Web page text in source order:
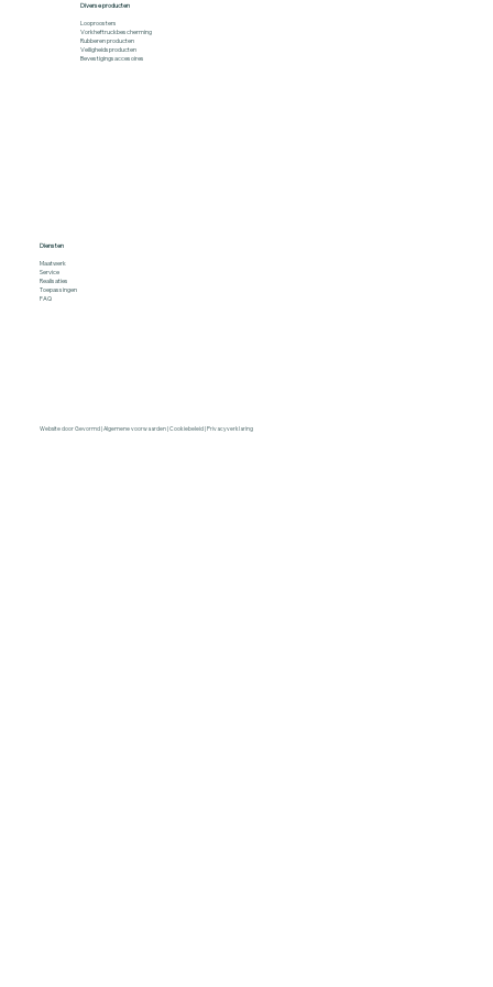
Diverse producten
Looproosters
Vorkheftruckbescherming
Rubberen producten
Veiligheidsproducten
Bevestigingsaccesoires
Diensten
Maatwerk
Service
Realisaties
Toepassingen
FAQ
Website door Gevormd Algemene voorwaarden| Cookiebeleid| Privacyverklaring